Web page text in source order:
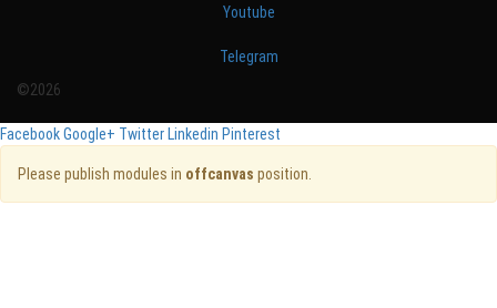
Youtube
Telegram
©2026
FacebookGoogle+ Twitter Linkedin Pinterest
Please publish modules in offcanvas position.